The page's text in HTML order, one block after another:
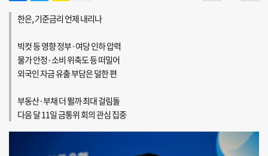
한은, 기준금리 언제 내리나
빅컷 등 영향 정부·여당 인하 압력
물가 안정·소비 위축도 등 떠밀어
외국인 자금 유출 부담은 덜한 편
부동산·부채 더 뛸까 최대 걸림돌
다음 달 11일 금통위 회의 관심 집중